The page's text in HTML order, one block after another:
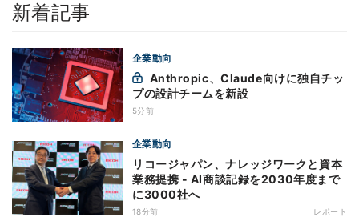
新着記事
企業動向
プの設計チームを新設
5分前
企業動向
リコージャパン、ナレッジワークと資本
業務提携 - AI商談記録を2030年度まで
に3000社へ
18分前 レポート